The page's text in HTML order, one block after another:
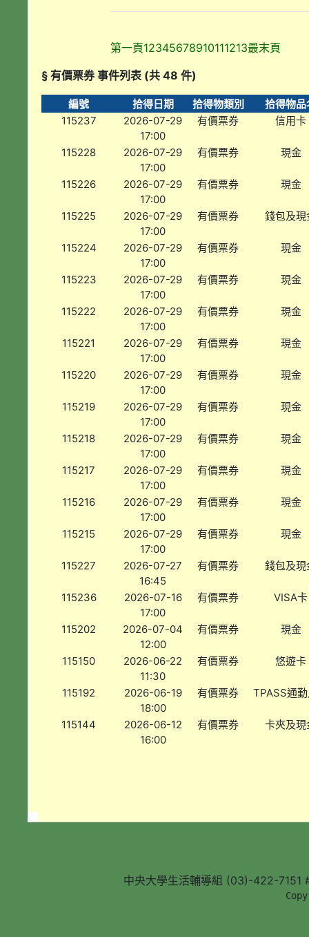
第一頁12345678910111213最末頁
§ 有價票券 事件列表 (共 48 件)
編號 拾得日期 拾得物類別
拾得物品
115237
2026-07-29
17:00
有價票券 信用卡
115228
2026-07-29
17:00
有價票券 現金
115226
2026-07-29
17:00
有價票券 現金
115225
2026-07-29
17:00
有價票券 錢包及現
115224
2026-07-29
17:00
有價票券 現金
115223
2026-07-29
17:00
有價票券 現金
115222
2026-07-29
17:00
有價票券 現金
115221
2026-07-29
17:00
有價票券 現金
115220
2026-07-29
17:00
有價票券 現金
115219
2026-07-29
17:00
有價票券 現金
115218
2026-07-29
17:00
有價票券 現金
115217
2026-07-29
17:00
有價票券 現金
115216
2026-07-29
17:00
有價票券 現金
115215
2026-07-29
17:00
有價票券 現金
115227
2026-07-27
16:45
有價票券 錢包及現
115236
2026-07-16
17:00
有價票券 VISA卡
115202
2026-07-04
12:00
有價票券 現金
115150
2026-06-22
11:30
有價票券 悠遊卡
115192
2026-06-19
18:00
有價票券 TPASS通
115144
2026-06-12
16:00
有價票券 卡夾及現
中央大學生活輔導組 (03)-422-7151